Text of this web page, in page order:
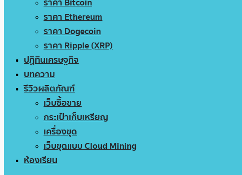
ราคา Ethereum
ราคา Dogecoin
ราคา Ripple (XRP)
ปฏิทินเศรษฐกิจ
บทความ
รีวิวผลิตภัณฑ์
เว็บซื้อขาย
กระเป๋าเก็บเหรียญ
เครื่องขุด
เว็บขุดแบบ Cloud Mining
ห้องเรียน